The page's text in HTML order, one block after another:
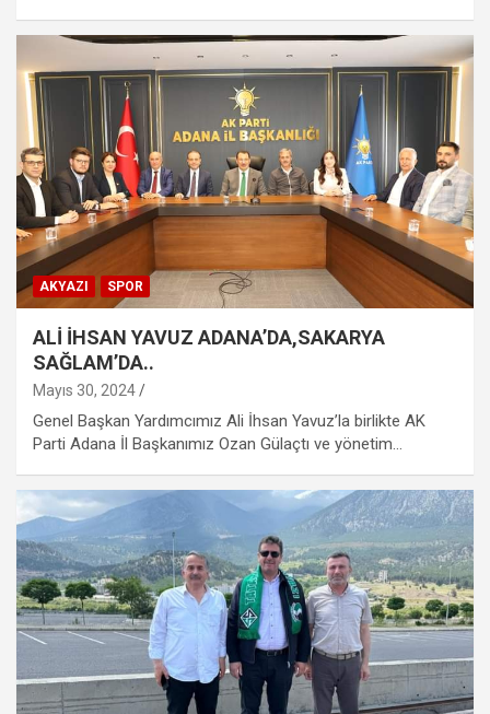
AKYAZI SPOR
ALİ İHSAN YAVUZ ADANA’DA,SAKARYA
SAĞLAM’DA..
Mayıs 30, 2024
Genel Başkan Yardımcımız Ali İhsan Yavuz’la birlikte AK
Parti Adana İl Başkanımız Ozan Gülaçtı ve yönetim…